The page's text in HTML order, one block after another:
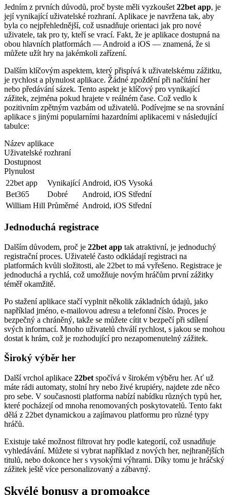
Jedním z prvních důvodů, proč byste měli vyzkoušet 22bet app, je
její vynikající uživatelské rozhraní. Aplikace je navržena tak, aby
byla co nejpřehlednější, což usnadňuje orientaci jak pro nové
uživatele, tak pro ty, kteří se vrací. Fakt, že je aplikace dostupná na
obou hlavních platformách — Android a iOS — znamená, že si
můžete užít hry na jakémkoli zařízení.
Dalším klíčovým aspektem, který přispívá k uživatelskému zážitku,
je rychlost a plynulost aplikace. Žádné zpoždění při načítání her
nebo předávání sázek. Tento aspekt je klíčový pro vynikající
zážitek, zejména pokud hrajete v reálném čase. Což vedlo k
pozitivním zpětným vazbám od uživatelů. Podívejme se na srovnání
aplikace s jinými popularními hazardními aplikacemi v následující
tabulce:
Název aplikace
Uživatelské rozhraní
Dostupnost
Plynulost
22bet app
Vynikající Android, iOS Vysoká
Bet365
Dobré Android, iOS Střední
William Hill Průměrné Android, iOS Střední
Jednoduchá registrace
Dalším důvodem, proč je 22bet app tak atraktivní, je jednoduchý
registrační proces. Uživatelé často odkládají registraci na
platformách kvůli složitosti, ale 22bet to má vyřešeno. Registrace je
jednoduchá a rychlá, což umožňuje novým hráčům první zážitky
téměř okamžitě.
Po stažení aplikace stačí vyplnit několik základních údajů, jako
například jméno, e-mailovou adresu a telefonní číslo. Proces je
bezpečný a chráněný, takže se můžete cítit v bezpečí při sdílení
svých informací. Mnoho uživatelů chválí rychlost, s jakou se mohou
dostat k hrám, což je rozhodující pro nezapomenutelný zážitek.
Široký výběr her
Další vrchol aplikace 22bet spočívá v širokém výběru her. Ať už
máte rádi automaty, stolní hry nebo živé krupiéry, najdete zde něco
pro sebe. V současnosti platforma nabízí nabídku různých typů her,
které pocházejí od mnoha renomovaných poskytovatelů. Tento fakt
dělá z 22bet dynamickou a zajímavou platformu pro různé typy
hráčů.
Existuje také možnost filtrovat hry podle kategorií, což usnadňuje
vyhledávání. Můžete si vybrat například z nových her, nejhranějších
titulů, nebo dokonce her s vysokými výhrami. Díky tomu je hráčský
zážitek ještě více personalizovaný a zábavný.
Skvélé bonusy a promoakce